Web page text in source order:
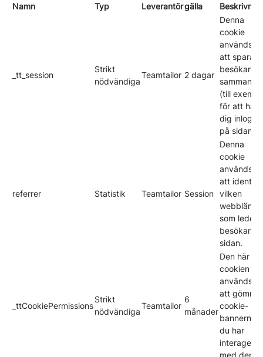
Namn Typ Leverantörgälla
_tt_session
Strikt
nödvändiga
Teamtailor 2 dagar
Denna
cookie
används
att spara
besökares
(till
för att hålla
dig
på sidan).
referrer Statistik Teamtailor Session
Denna
cookie
används
att
vilken
webblänk
som leder
besökarna
sidan.
_ttCookiePermissions
Strikt
nödvändiga
Teamtailor
6
månader
Den här
cookien
används
att gömma
cookie-
bannern
du har
interagerat
med den.